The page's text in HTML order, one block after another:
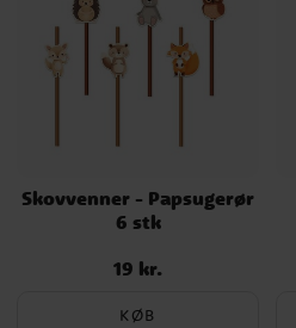
Skovvenner - Papsugerør
6 stk
Pris: 19 kr.
19 kr.
KØB